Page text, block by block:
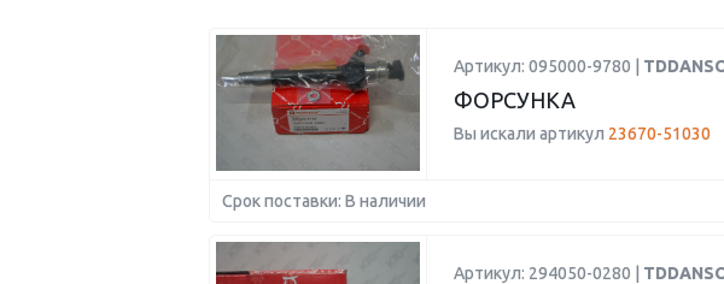
Артикул: 095000-9780 |
ФОРСУНКА
Вы искали артикул 23670-51030
Срок поставки: В наличии
Артикул: 294050-0280 |